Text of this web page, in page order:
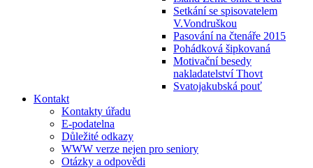
Setkání se spisovatelem
V.Vondruškou
Pasování na čtenáře 2015
Pohádková šipkovaná
Motivační besedy
nakladatelství Thovt
Svatojakubská pouť
Kontakt
Kontakty úřadu
E-podatelna
Důležité odkazy
WWW verze nejen pro seniory
Otázky a odpovědi